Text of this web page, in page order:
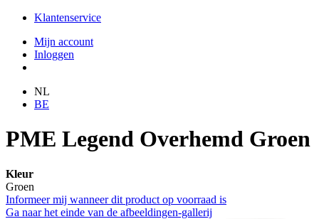
Klantenservice
Mijn account
Inloggen
NL
BE
PME Legend Overhemd Groen
Kleur
Groen
Informeer mij wanneer dit product op voorraad is
Ga naar het einde van de afbeeldingen-gallerij